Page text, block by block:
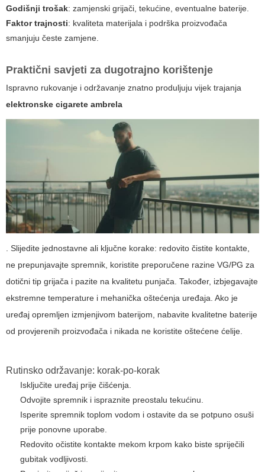
Godišnji trošak: zamjenski grijači, tekućine, eventualne baterije.
Faktor trajnosti: kvaliteta materijala i podrška proizvođača
smanjuju česte zamjene.
Praktični savjeti za dugotrajno korištenje
Ispravno rukovanje i održavanje znatno produljuju vijek trajanja
elektronske cigarete ambrela
. Slijedite jednostavne ali ključne korake: redovito čistite kontakte,
ne prepunjavajte spremnik, koristite preporučene razine VG/PG za
dotični tip grijača i pazite na kvalitetu punjača. Također, izbjegavajte
ekstremne temperature i mehanička oštećenja uređaja. Ako je
uređaj opremljen izmjenjivom baterijom, nabavite kvalitetne baterije
od provjerenih proizvođača i nikada ne koristite oštećene ćelije.
Rutinsko održavanje: korak-po-korak
Isključite uređaj prije čišćenja.
Odvojite spremnik i ispraznite preostalu tekućinu.
Isperite spremnik toplom vodom i ostavite da se potpuno osuši
prije ponovne uporabe.
Redovito očistite kontakte mekom krpom kako biste spriječili
gubitak vodljivosti.